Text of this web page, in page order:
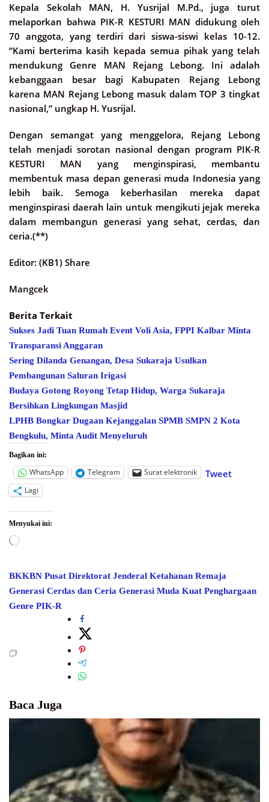
Kepala Sekolah MAN, H. Yusrijal M.Pd., juga turut
melaporkan bahwa PIK-R KESTURI MAN didukung oleh
70 anggota, yang terdiri dari siswa-siswi kelas 10-12.
“Kami berterima kasih kepada semua pihak yang telah
mendukung Genre MAN Rejang Lebong. Ini adalah
kebanggaan besar bagi Kabupaten Rejang Lebong
karena MAN Rejang Lebong masuk dalam TOP 3 tingkat
nasional,” ungkap H. Yusrijal.
Dengan semangat yang menggelora, Rejang Lebong
telah menjadi sorotan nasional dengan program PIK-R
KESTURI MAN yang menginspirasi, membantu
membentuk masa depan generasi muda Indonesia yang
lebih baik. Semoga keberhasilan mereka dapat
menginspirasi daerah lain untuk mengikuti jejak mereka
dalam membangun generasi yang sehat, cerdas, dan
ceria.(**)
Editor: (KB1) Share
Mangcek
Berita Terkait
Sukses Jadi Tuan Rumah Event Voli Asia, FPPI Kalbar Minta
Transparansi Anggaran
Sering Dilanda Genangan, Desa Sukaraja Usulkan
Pembangunan Saluran Irigasi
Budaya Gotong Royong Tetap Hidup, Warga Sukaraja
Bersihkan Lingkungan Masjid
LPHB Bongkar Dugaan Kejanggalan SPMB SMPN 2 Kota
Bengkulu, Minta Audit Menyeluruh
Bagikan ini:
WhatsApp Telegram Surat elektronik Tweet
Lagi
Menyukai ini:
Memuat...
BKKBN Pusat Direktorat Jenderal Ketahanan Remaja
Generasi Cerdas dan Ceria Generasi Muda Kuat Penghargaan
Genre PIK-R
Baca Juga